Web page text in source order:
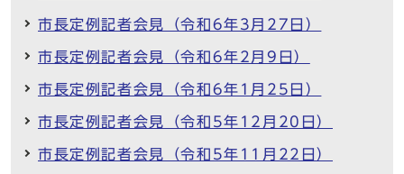
市長定例記者会見（令和6年3月27日）
市長定例記者会見（令和6年2月9日）
市長定例記者会見（令和6年1月25日）
市長定例記者会見（令和5年12月20日）
市長定例記者会見（令和5年11月22日）